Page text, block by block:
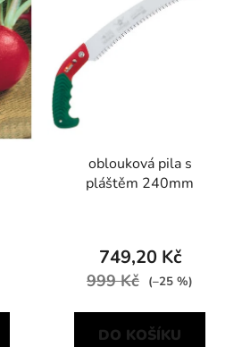
oblouková pila s
pláštěm 240mm
749,20 Kč
999 Kč (–25 %)
DO KOŠÍKU